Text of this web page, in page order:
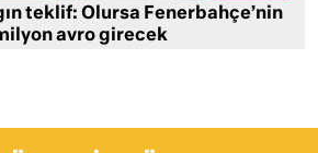
teklif: Olursa Fenerbahçe’nin
avro girecek